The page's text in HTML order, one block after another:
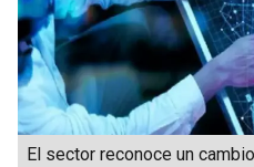
El sector reconoce un